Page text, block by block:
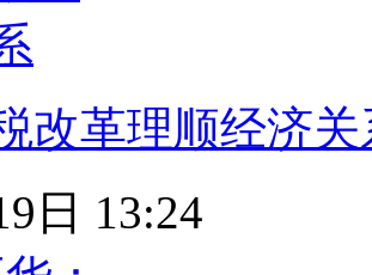
改革理顺经济关
日 13:24